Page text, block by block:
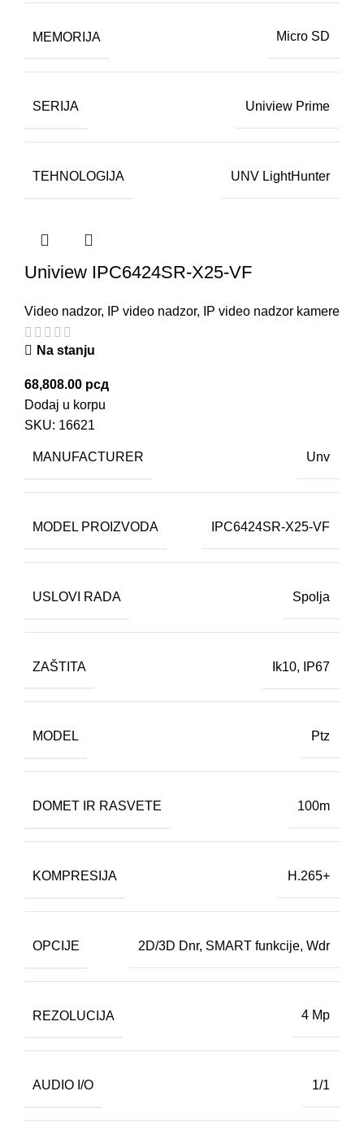
MEMORIJA Micro SD
SERIJA Uniview Prime
TEHNOLOGIJA UNV LightHunter
Uniview IPC6424SR-X25-VF
Video nadzor, IP video nadzor, IP video nadzor kamere
Na stanju
68,808.00 рсд
Dodaj u korpu
SKU: 16621
MANUFACTURER Unv
MODEL PROIZVODA IPC6424SR-X25-VF
USLOVI RADA Spolja
ZAŠTITA Ik10, IP67
MODEL Ptz
DOMET IR RASVETE 100m
KOMPRESIJA H.265+
OPCIJE 2D/3D Dnr, SMART funkcije, Wdr
REZOLUCIJA 4 Mp
AUDIO I/O 1/1